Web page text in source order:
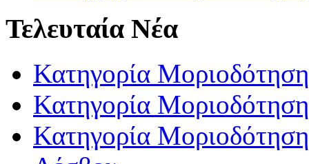
Τελευταία Νέα
Κατηγορία
Κατηγορία
Κατηγορία